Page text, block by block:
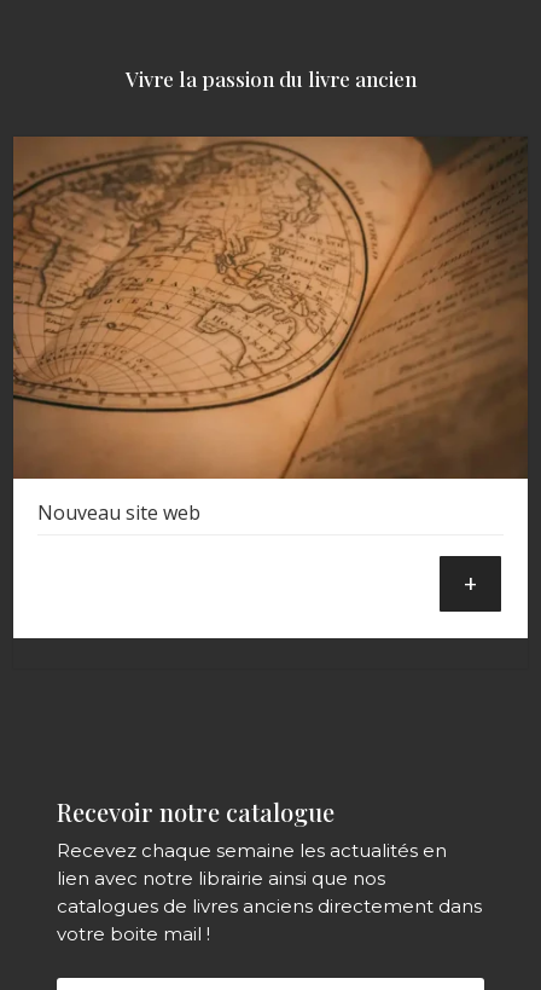
Vivre la passion du livre ancien
Nouveau site web
+
Recevoir notre catalogue
Recevez chaque semaine les actualités en
lien avec notre librairie ainsi que nos
catalogues de livres anciens directement dans
votre boite mail !